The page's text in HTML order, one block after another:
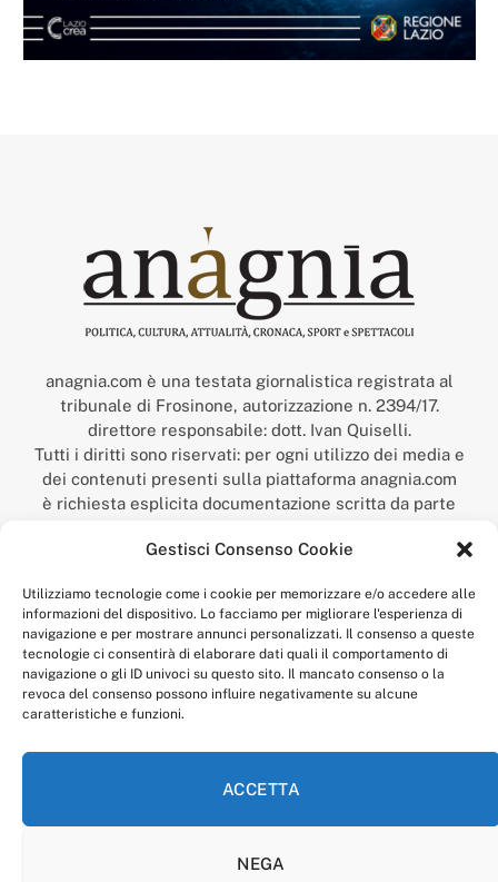
Gestisci Consenso Cookie
Utilizziamo tecnologie come i cookie per memorizzare e/o accedere alle
informazioni del dispositivo. Lo facciamo per migliorare l'esperienza di
navigazione e per mostrare annunci personalizzati. Il consenso a queste
tecnologie ci consentirà di elaborare dati quali il comportamento di
navigazione o gli ID univoci su questo sito. Il mancato consenso o la
revoca del consenso possono influire negativamente su alcune
caratteristiche e funzioni.
ACCETTA
NEGA
anagnia.com è una testata giornalistica registrata al
tribunale di Frosinone, autorizzazione n. 2394/17.
direttore responsabile: dott. Ivan Quiselli.
Tutti i diritti sono riservati: per ogni utilizzo dei media e
dei contenuti presenti sulla piattaforma anagnia.com
è richiesta esplicita documentazione scritta da parte
“Anagnia” è un marchio registrato presso l’Ufficio Italiano
Economico,
num. registrazione: 302017000014044 del 9 febbraio 2017.
Per contatti:redazione@anagnia.com
COOKIE POLICY